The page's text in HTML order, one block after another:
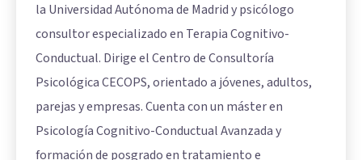
la Universidad Autónoma de Madrid y psicólogo
consultor especializado en Terapia Cognitivo-
Conductual. Dirige el Centro de Consultoría
Psicológica CECOPS, orientado a jóvenes, adultos,
parejas y empresas. Cuenta con un máster en
Psicología Cognitivo-Conductual Avanzada y
formación de posgrado en tratamiento e